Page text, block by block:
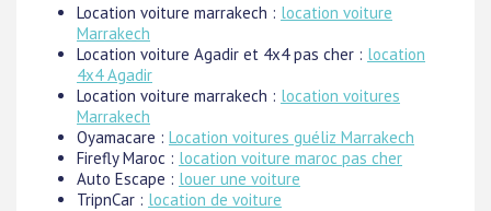
Location voiture marrakech : location voiture
Marrakech
Location voiture Agadir et 4x4 pas cher : location
4x4 Agadir
Location voiture marrakech : location voitures
Marrakech
Oyamacare : Location voitures guéliz Marrakech
Firefly Maroc : location voiture maroc pas cher
Auto Escape : louer une voiture
TripnCar : location de voiture